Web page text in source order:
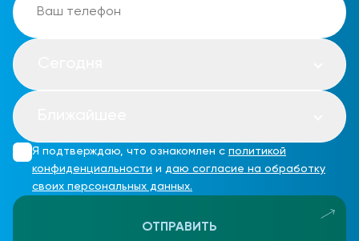
Я подтверждаю, что ознакомлен с политикой
конфиденциальности и даю согласие на обработку
своих персональных данных.
ОТПРАВИТЬ